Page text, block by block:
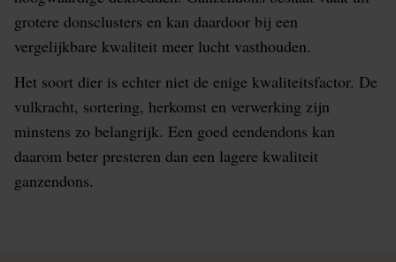
grotere donsclusters en kan daardoor bij een
vergelijkbare kwaliteit meer lucht vasthouden.
Het soort dier is echter niet de enige kwaliteitsfactor. De
vulkracht, sortering, herkomst en verwerking zijn
minstens zo belangrijk. Een goed eendendons kan
daarom beter presteren dan een lagere kwaliteit
ganzendons.